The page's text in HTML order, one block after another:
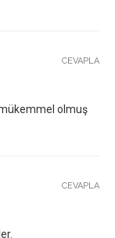
olmuş
CEVAPLA
CEVAPLA